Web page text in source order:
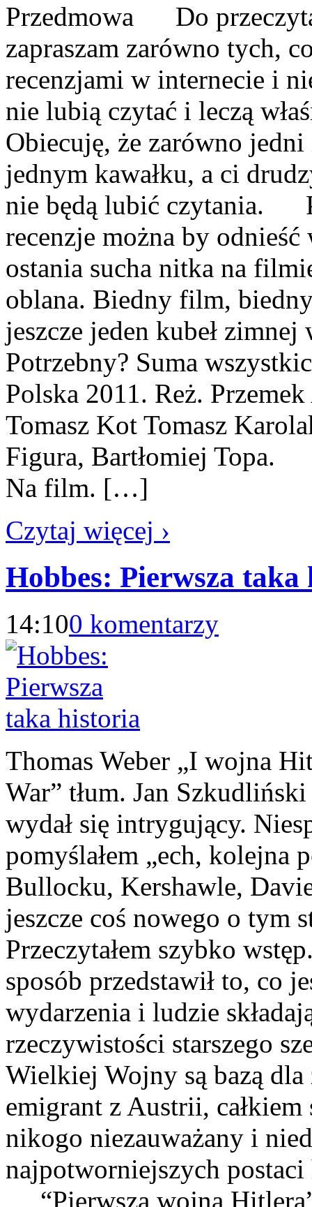
Przedmowa Do
zapraszam zarówno tych,
recenzjami w internecie i
nie lubią czytać i leczą
Obiecuję, że zarówno
jednym kawałku, a ci
nie będą lubić czytania.
recenzje można by
ostania sucha nitka na
oblana. Biedny film,
jeszcze jeden kubeł
Potrzebny? Suma
Polska 2011. Reż.
Tomasz Kot Tomasz
Figura, Bartłomiej Topa.
Na film. […]
Czytaj więcej ›
Hobbes: Pierwsza
14:100 komentarzy
Thomas Weber „I wojna
War” tłum. Jan
wydał się intrygujący.
pomyślałem „ech, kolejna
Bullocku, Kershawle,
jeszcze coś nowego o
Przeczytałem szybko
sposób przedstawił to, co
wydarzenia i ludzie
rzeczywistości starszego
Wielkiej Wojny są bazą
emigrant z Austrii,
nikogo niezauważany i
najpotworniejszych
“Pierwsza wojna